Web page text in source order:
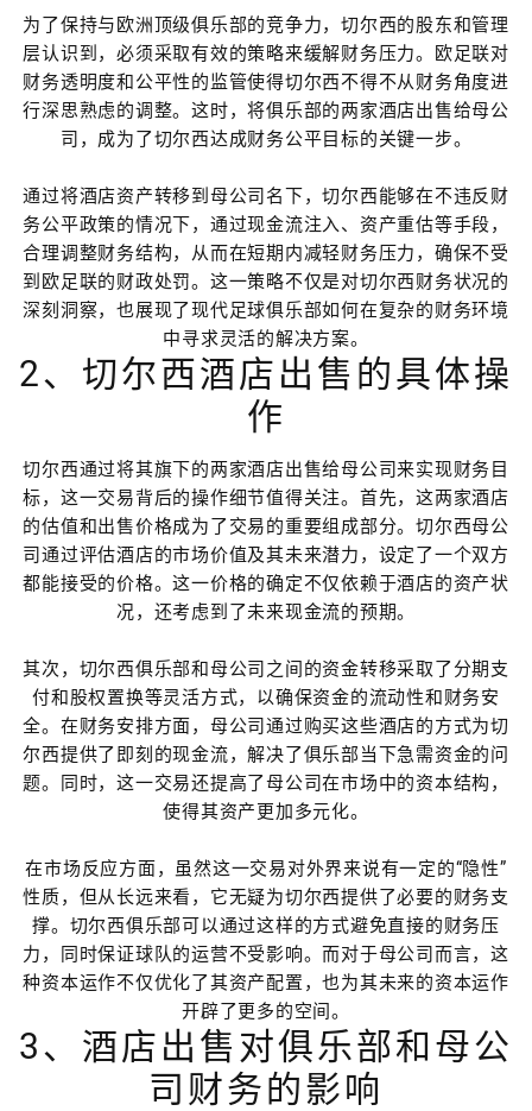
为了保持与欧洲顶级俱乐部的竞争力，切尔西的股东和管理
层认识到，必须采取有效的策略来缓解财务压力。欧足联对
财务透明度和公平性的监管使得切尔西不得不从财务角度进
行深思熟虑的调整。这时，将俱乐部的两家酒店出售给母公
司，成为了切尔西达成财务公平目标的关键一步。
通过将酒店资产转移到母公司名下，切尔西能够在不违反财
务公平政策的情况下，通过现金流注入、资产重估等手段，
合理调整财务结构，从而在短期内减轻财务压力，确保不受
到欧足联的财政处罚。这一策略不仅是对切尔西财务状况的
深刻洞察，也展现了现代足球俱乐部如何在复杂的财务环境
中寻求灵活的解决方案。
2、切尔西酒店出售的具体操
作
切尔西通过将其旗下的两家酒店出售给母公司来实现财务目
标，这一交易背后的操作细节值得关注。首先，这两家酒店
的估值和出售价格成为了交易的重要组成部分。切尔西母公
司通过评估酒店的市场价值及其未来潜力，设定了一个双方
都能接受的价格。这一价格的确定不仅依赖于酒店的资产状
况，还考虑到了未来现金流的预期。
其次，切尔西俱乐部和母公司之间的资金转移采取了分期支
付和股权置换等灵活方式，以确保资金的流动性和财务安
全。在财务安排方面，母公司通过购买这些酒店的方式为切
尔西提供了即刻的现金流，解决了俱乐部当下急需资金的问
题。同时，这一交易还提高了母公司在市场中的资本结构，
使得其资产更加多元化。
在市场反应方面，虽然这一交易对外界来说有一定的“隐性”
性质，但从长远来看，它无疑为切尔西提供了必要的财务支
撑。切尔西俱乐部可以通过这样的方式避免直接的财务压
力，同时保证球队的运营不受影响。而对于母公司而言，这
种资本运作不仅优化了其资产配置，也为其未来的资本运作
开辟了更多的空间。
3、酒店出售对俱乐部和母公
司财务的影响